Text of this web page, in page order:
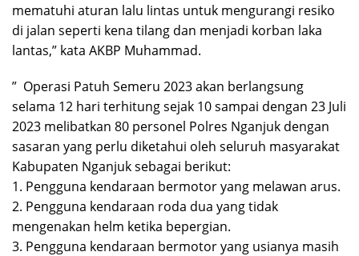
mematuhi aturan lalu lintas untuk mengurangi resiko
di jalan seperti kena tilang dan menjadi korban laka
lantas,” kata AKBP Muhammad.
” Operasi Patuh Semeru 2023 akan berlangsung
selama 12 hari terhitung sejak 10 sampai dengan 23 Juli
2023 melibatkan 80 personel Polres Nganjuk dengan
sasaran yang perlu diketahui oleh seluruh masyarakat
Kabupaten Nganjuk sebagai berikut:
1. Pengguna kendaraan bermotor yang melawan arus.
2. Pengguna kendaraan roda dua yang tidak
mengenakan helm ketika bepergian.
3. Pengguna kendaraan bermotor yang usianya masih